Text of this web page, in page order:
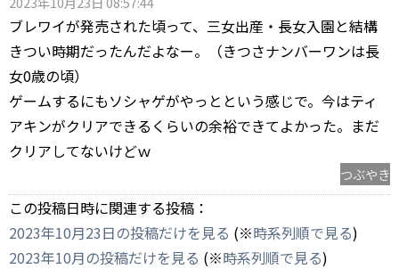
ブレワイが発売された頃って、三女出産・長女入園と結構
きつい時期だったんだよなー。（きつさナンバーワンは長
女0歳の頃）
ゲームするにもソシャゲがやっとという感じで。今はティ
アキンがクリアできるくらいの余裕できてよかった。まだ
クリアしてないけどｗ
つぶやき
この投稿日時に関連する投稿：
2023年10月23日の投稿だけを見る (※時系列順で見る)
2023年10月の投稿だけを見る (※時系列順で見る)